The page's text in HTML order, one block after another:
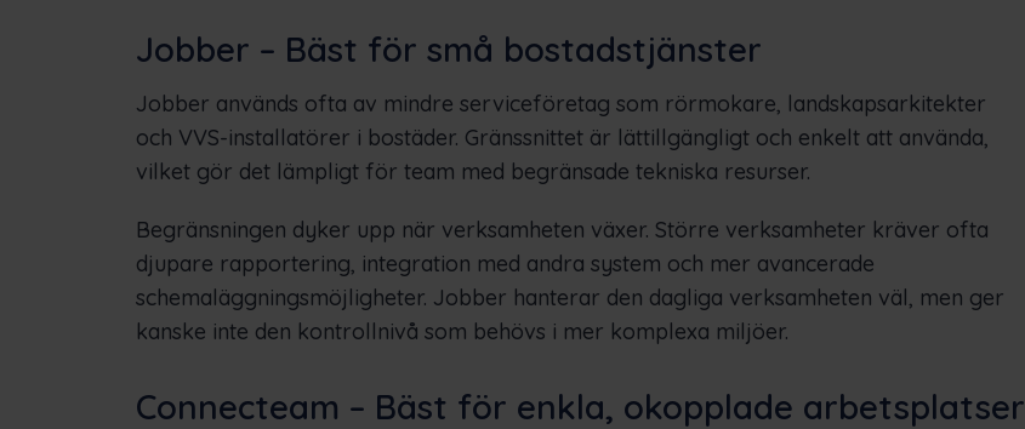
Jobber – Bäst för små bostadstjänster
Jobber används ofta av mindre serviceföretag som rörmokare, landskapsarkitekter
och VVS-installatörer i bostäder. Gränssnittet är lättillgängligt och enkelt att använda,
vilket gör det lämpligt för team med begränsade tekniska resurser.
Begränsningen dyker upp när verksamheten växer. Större verksamheter kräver ofta
djupare rapportering, integration med andra system och mer avancerade
schemaläggningsmöjligheter. Jobber hanterar den dagliga verksamheten väl, men ger
kanske inte den kontrollnivå som behövs i mer komplexa miljöer.
Connecteam – Bäst för enkla, okopplade arbetsplatser